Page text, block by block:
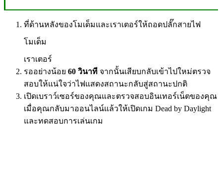
ที่ด้านหลังของโมเด็มและเราเตอร์ให้ถอดปลั๊กสายไฟ
โมเด็ม
เราเตอร์
รออย่างน้อย 60 วินาที จากนั้นเสียบกลับเข้าไปใหม่ตรวจ
สอบให้แน่ใจว่าไฟแสดงสถานะกลับสู่สถานะปกติ
เปิดเบราว์เซอร์ของคุณและตรวจสอบอินเทอร์เน็ตของคุณ
เมื่อคุณกลับมาออนไลน์แล้วให้เปิดเกม Dead by Daylight
และทดสอบการเล่นเกม